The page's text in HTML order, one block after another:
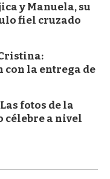
y Manuela, su
fiel cruzado
la entrega de
fotos de la
célebre a nivel